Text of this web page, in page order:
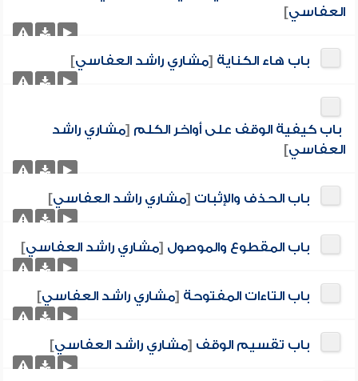
العفاسي]
باب هاء الكناية [مشاري راشد العفاسي]
باب كيفية الوقف على أواخر الكلم [مشاري راشد
العفاسي]
باب الحذف والإثبات [مشاري راشد العفاسي]
باب المقطوع والموصول [مشاري راشد العفاسي]
باب التاءات المفتوحة [مشاري راشد العفاسي]
باب تقسيم الوقف [مشاري راشد العفاسي]